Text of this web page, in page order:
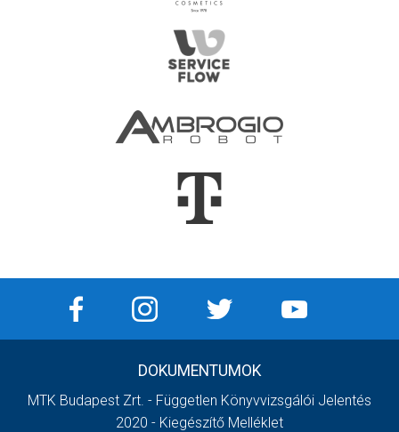
DOKUMENTUMOK
MTK Budapest Zrt. - Független Könyvvizsgálói Jelentés
2020 - Kiegészítő Melléklet